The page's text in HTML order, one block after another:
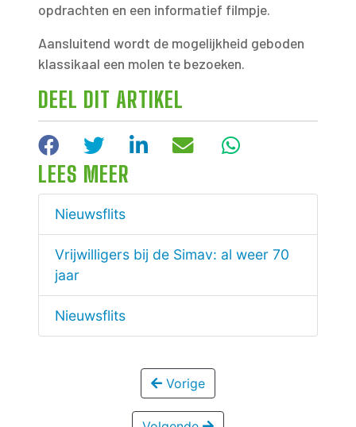
opdrachten en een informatief filmpje.
Aansluitend wordt de mogelijkheid geboden
klassikaal een molen te bezoeken.
DEEL DIT ARTIKEL
FacebookTwitterLinkedInE-mailWhatsApp
LEES MEER
Nieuwsflits
Vrijwilligers bij de Simav: al weer 70
jaar
Nieuwsflits
Vorige